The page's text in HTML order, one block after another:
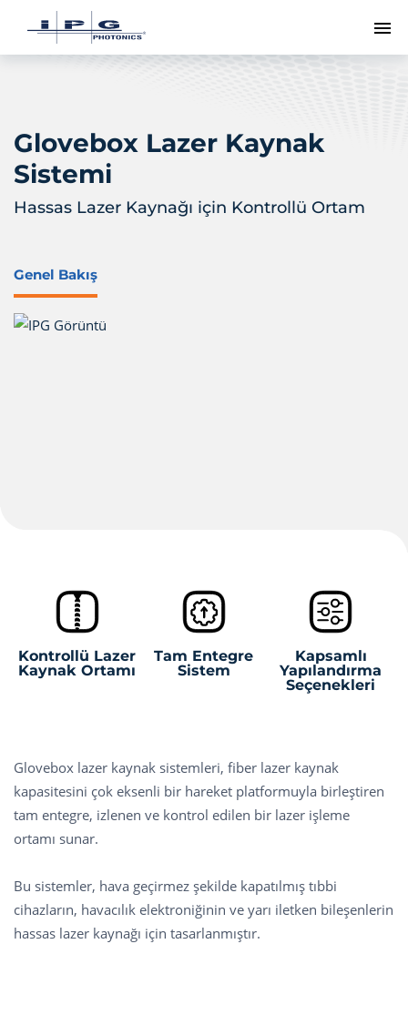
Glovebox Lazer Kaynak
Sistemi
Hassas Lazer Kaynağı için Kontrollü Ortam
Genel Bakış
Kontrollü Lazer
Kaynak Ortamı
Tam Entegre
Sistem
Kapsamlı
Yapılandırma
Seçenekleri
Glovebox lazer kaynak sistemleri, fiber lazer kaynak
kapasitesini çok eksenli bir hareket platformuyla birleştiren
tam entegre, izlenen ve kontrol edilen bir lazer işleme
ortamı sunar.
Bu sistemler, hava geçirmez şekilde kapatılmış tıbbi
cihazların, havacılık elektroniğinin ve yarı iletken bileşenlerin
hassas lazer kaynağı için tasarlanmıştır.